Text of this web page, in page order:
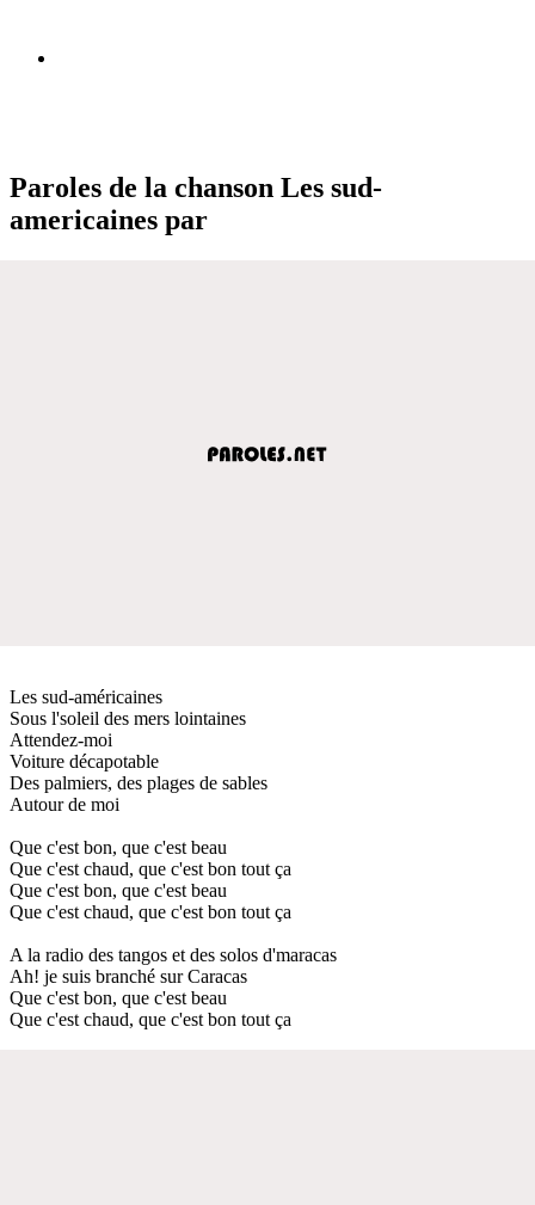
Paroles de la chanson Les sud-
americaines par
Les sud-américaines
Sous l'soleil des mers lointaines
Attendez-moi
Voiture décapotable
Des palmiers, des plages de sables
Autour de moi
Que c'est bon, que c'est beau
Que c'est chaud, que c'est bon tout ça
Que c'est bon, que c'est beau
Que c'est chaud, que c'est bon tout ça
A la radio des tangos et des solos d'maracas
Ah! je suis branché sur Caracas
Que c'est bon, que c'est beau
Que c'est chaud, que c'est bon tout ça